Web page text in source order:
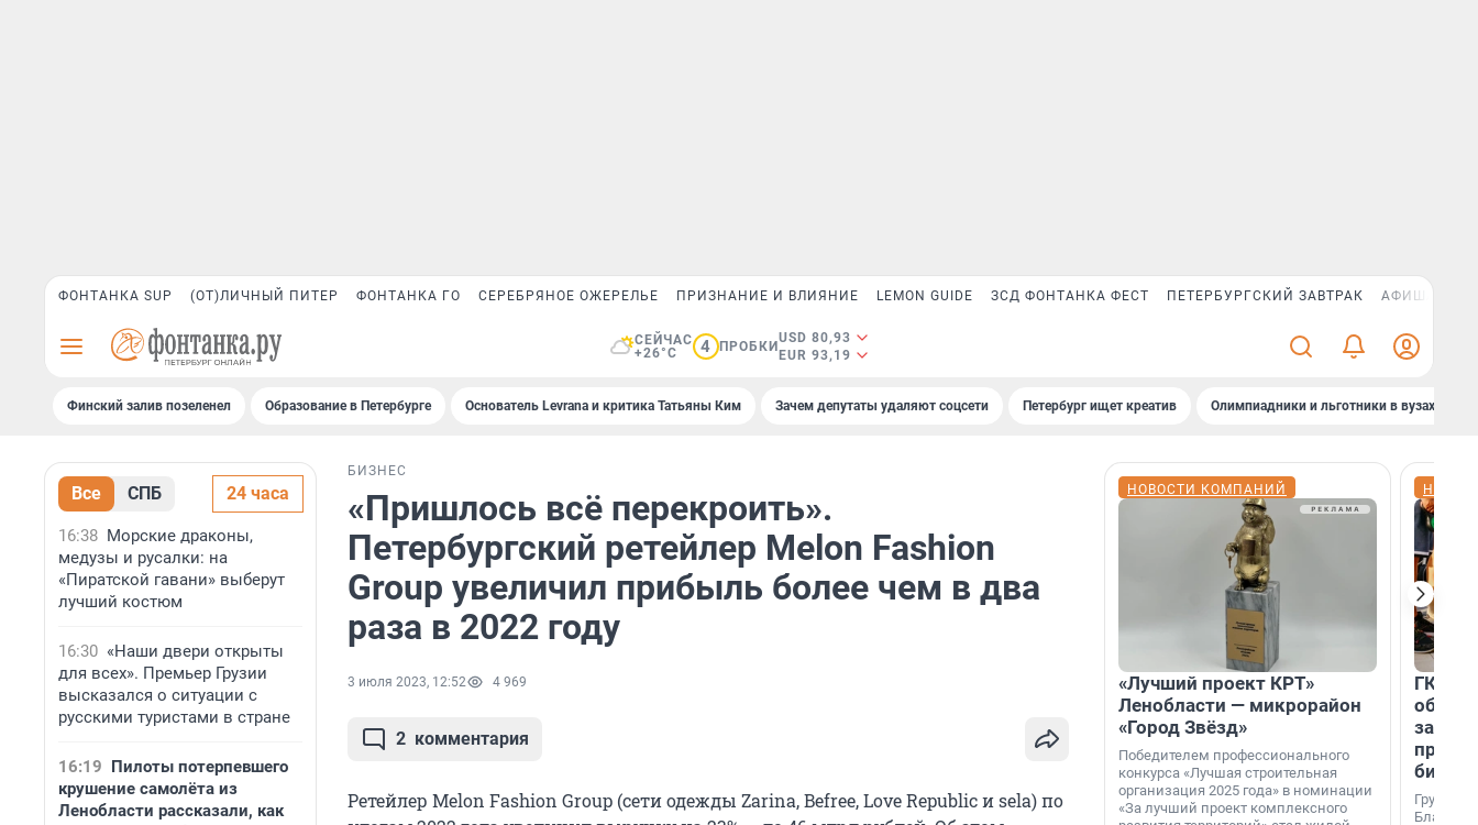
ФОНТАНКА SUP (ОТ)ЛИЧНЫЙ ПИТЕР ФОНТАНКА ГО СЕРЕБРЯНОЕ ОЖЕРЕЛЬЕ ПРИЗНАНИЕ И ВЛИЯНИЕ LEMON GUIDE ЗСД ФОНТАНКА ФЕСТ ПЕТЕРБУРГСКИЙ ЗАВТРАК АФИША PLUS
СЕЙЧАС
+26°C
4 ПРОБКИ
USD 80,93
EUR 93,19
Финский залив позеленел Образование в Петербурге Основатель Levrana и критика Татьяны Ким Зачем депутаты удаляют соцсети Петербург ищет креатив Олимпиадники и льготники в вузах СПб
Все СПБ 24 часа
16:38 Морские драконы,
медузы и русалки: на
«Пиратской гавани» выберут
лучший костюм
16:30 «Наши двери открыты
для всех». Премьер Грузии
высказался о ситуации с
русскими туристами в стране
16:19 Пилоты потерпевшего
крушение самолёта из
Ленобласти рассказали, как
БИЗНЕС
«Пришлось всё перекроить».
Петербургский ретейлер Melon Fashion
Group увеличил прибыль более чем в два
раза в 2022 году
3 июля 2023, 12:52 4 969
2 комментария
Ретейлер Melon Fashion Group (сети одежды Zarina, Befree, Love Republic и sela) по
НОВОСТИ КОМПАНИЙ
«Лучший проект КРТ»
Ленобласти — микрорайон
«Город Звёзд»
Победителем профессионального
конкурса «Лучшая строительная
организация 2025 года» в номинации
«За лучший проект комплексного
ГК
Группа